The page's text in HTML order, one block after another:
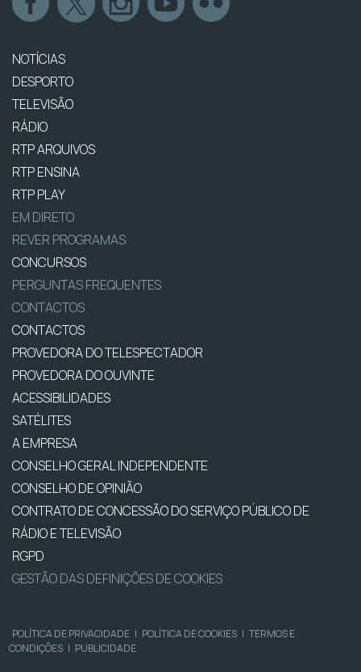
NOTÍCIAS
DESPORTO
TELEVISÃO
RÁDIO
RTP ARQUIVOS
RTP ENSINA
RTP PLAY
EM DIRETO
REVER PROGRAMAS
CONCURSOS
PERGUNTAS FREQUENTES
CONTACTOS
CONTACTOS
PROVEDORA DO TELESPECTADOR
PROVEDORA DO OUVINTE
ACESSIBILIDADES
SATÉLITES
A EMPRESA
CONSELHO GERAL INDEPENDENTE
CONSELHO DE OPINIÃO
CONTRATO DE CONCESSÃO DO SERVIÇO PÚBLICO DE
RÁDIO E TELEVISÃO
RGPD
GESTÃO DAS DEFINIÇÕES DE COOKIES
POLÍTICA DE PRIVACIDADE | POLÍTICA DE COOKIES | TERMOS E
CONDIÇÕES | PUBLICIDADE